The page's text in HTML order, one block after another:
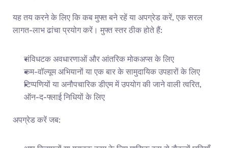
यह तय करने के लिए कि कब मुफ्त बने रहें या अपग्रेड करें, एक सरल
लागत-लाभ ढांचा प्रयोग करें। मुफ्त स्तर ठीक होते हैं:
संविधटक अवधारणाओं और आंतरिक मोकअप्स के लिए
कम-वॉल्यूम अभियानों या एक बार के सामुदायिक उपहारों के लिए
टिप्पणियों या अनौपचारिक डीएम में उपयोग की जाने वाली त्वरित,
ऑन-द-फ्लाई निधियों के लिए
अपग्रेड करें जब: